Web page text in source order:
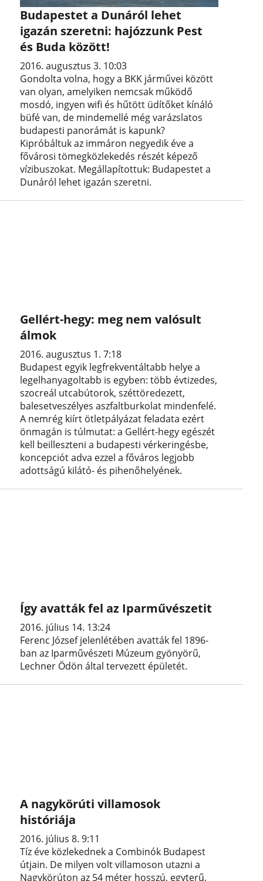
Budapestet a Dunáról lehet
igazán szeretni: hajózzunk Pest
és Buda között!
2016. augusztus 3. 10:03
Gondolta volna, hogy a BKK járművei között
van olyan, amelyiken nemcsak működő
mosdó, ingyen wifi és hűtött üdítőket kínáló
büfé van, de mindemellé még varázslatos
budapesti panorámát is kapunk?
Kipróbáltuk az immáron negyedik éve a
fővárosi tömegközlekedés részét képező
vízibuszokat. Megállapítottuk: Budapestet a
Dunáról lehet igazán szeretni.
Gellért-hegy: meg nem valósult
álmok
2016. augusztus 1. 7:18
Budapest egyik legfrekventáltabb helye a
legelhanyagoltabb is egyben: több évtizedes,
szocreál utcabútorok, széttöredezett,
balesetveszélyes aszfaltburkolat mindenfelé.
A nemrég kiírt ötletpályázat feladata ezért
önmagán is túlmutat: a Gellért-hegy egészét
kell beilleszteni a budapesti vérkeringésbe,
koncepciót adva ezzel a főváros legjobb
adottságú kilátó- és pihenőhelyének.
Így avatták fel az Iparművészetit
2016. július 14. 13:24
Ferenc József jelenlétében avatták fel 1896-
ban az Iparművészeti Múzeum gyönyörű,
Lechner Ödön által tervezett épületét.
A nagykörúti villamosok
históriája
2016. július 8. 9:11
Tíz éve közlekednek a Combinók Budapest
útjain. De milyen volt villamoson utazni a
Nagykörúton az 54 méter hosszú, egyterű,